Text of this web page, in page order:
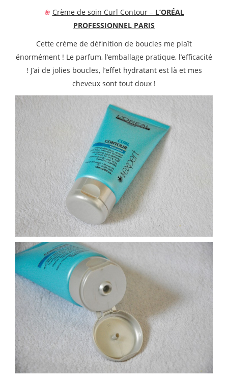
❀ Crème de soin Curl Contour – L’ORÉAL
PROFESSIONNEL PARIS
Cette crème de définition de boucles me plaît
énormément ! Le parfum, l’emballage pratique, l’efficacité
! J’ai de jolies boucles, l’effet hydratant est là et mes
cheveux sont tout doux !